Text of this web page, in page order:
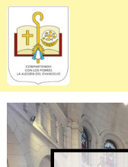
Skip
content